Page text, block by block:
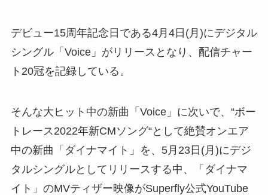
デビュー15周年記念日である4月4日(月)にデジタル
シングル「Voice」がリリースとなり、配信チャー
ト20冠を記録している。
そんな大ヒット中の新曲「Voice」に次いで、“ボー
トレース2022年新CMソング“として絶賛オンエア
中の新曲「ダイナマイト」を、5月23日(月)にデジ
タルシングルとしてリリースする中、「ダイナマ
イト」のMVティザー映像がSuperfly公式YouTube